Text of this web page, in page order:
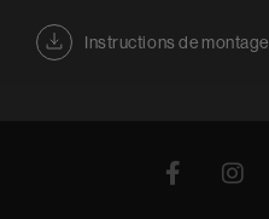
Instructions de montage